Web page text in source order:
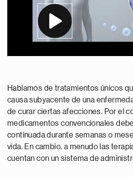
Hablamos de tratamientos únicos
causa subyacente de una
de curar ciertas afecciones. Por el
medicamentos convencionales
continuada durante semanas o
vida. En cambio, a menudo las
cuentan con un sistema de